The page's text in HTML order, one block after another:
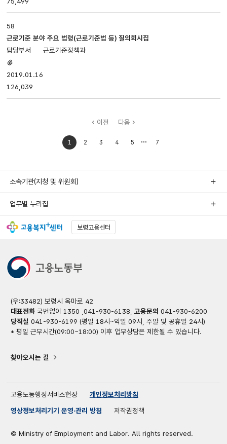
58
근로기준 분야 주요 법령(근로기준법 등) 질의회시집
근로기준정책과
있음
2019.01.16
126,039
이전
처음으로
1 2 3 4 5
마지막으로
7
다음
소속기관(지청 및 위원회)
업무별 누리집
보령고용센터
(우:33482) 보령시 옥마로 42
대표전화국번없이 1350 ,041-930-6138, 고용문의 041-930-6200
당직실 041-930-6199 (평일 18시~익일 09시, 주말 및 공휴일 24시)
* 평일 근무시간(09:00~18:00) 이후 업무상담은 제한될 수 있습니다.
찾아오시는 길
고용노동행정서비스헌장
개인정보처리방침
영상정보처리기기 운영·관리 방침
저작권정책
© Ministry of Employment and Labor. All rights reserved.